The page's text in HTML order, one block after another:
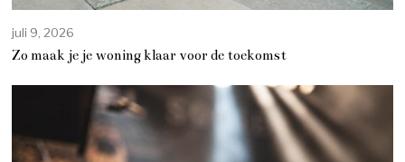
juli 9, 2026
Zo maak je je woning klaar voor de toekomst